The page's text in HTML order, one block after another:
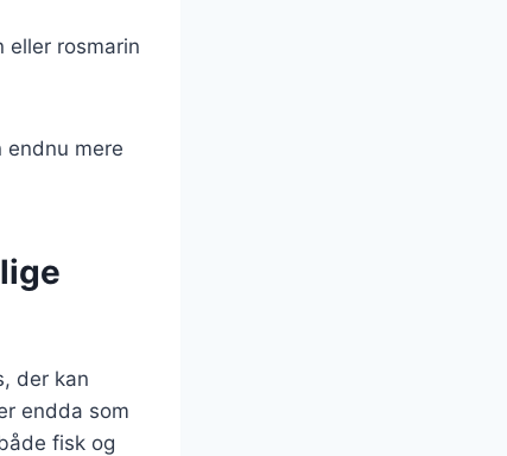
eller rosmarin
endnu mere
der kan
endda som
fisk og